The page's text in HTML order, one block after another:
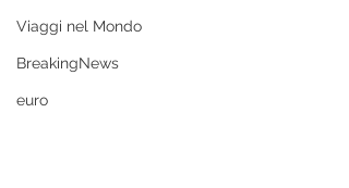
Viaggi nel Mondo
BreakingNews
euro